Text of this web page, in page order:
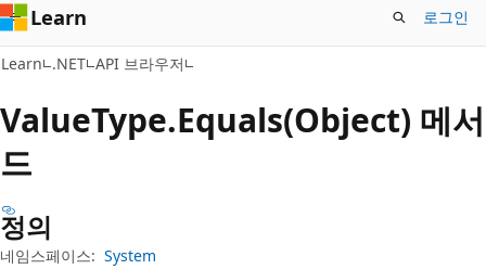
기Learn 로그인
Learn .NET API 브라우저
ValueType.Equals(Object) 메서
드
정의
네임스페이스: System